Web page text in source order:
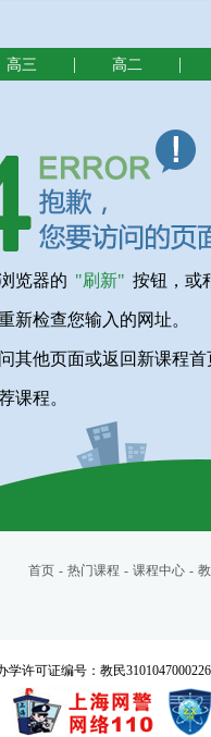
高三 | 高二 |
览器的 "刷新" 按钮，或
新检查您输入的网址。
其他页面或返回新课程首
课程。
首页 - 热门课程 - 课程中心 -
许可证编号：教民